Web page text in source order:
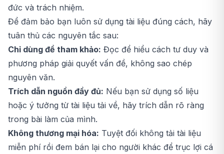
đức và trách nhiệm.
Để đảm bảo bạn luôn sử dụng tài liệu đúng cách, hãy
tuân thủ các nguyên tắc sau:
Chỉ dùng để tham khảo: Đọc để hiểu cách tư duy và
phương pháp giải quyết vấn đề, không sao chép
nguyên văn.
Trích dẫn nguồn đầy đủ: Nếu bạn sử dụng số liệu
hoặc ý tưởng từ tài liệu tải về, hãy trích dẫn rõ ràng
trong bài làm của mình.
Không thương mại hóa: Tuyệt đối không tải tài liệu
miễn phí rồi đem bán lại cho người khác để trục lợi cá